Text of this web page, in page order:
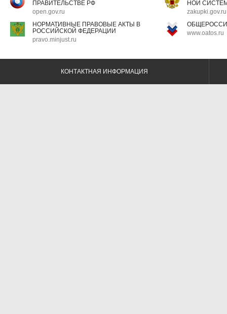
ПРАВИТЕЛЬСТВЕ РФ
open.gov.ru
НОЙ
zakupki.gov.ru
НОРМАТИВНЫЕ ПРАВОВЫЕ АКТЫ В
РОССИЙСКОЙ ФЕДЕРАЦИИ
pravo.minjust.ru
www.oatos.ru
КОНТАКТНАЯ ИНФОРМАЦИЯ